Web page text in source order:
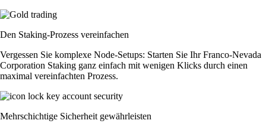
Den Staking-Prozess vereinfachen
Vergessen Sie komplexe Node-Setups: Starten Sie Ihr Franco-Nevada
Corporation Staking ganz einfach mit wenigen Klicks durch einen
maximal vereinfachten Prozess.
Mehrschichtige Sicherheit gewährleisten